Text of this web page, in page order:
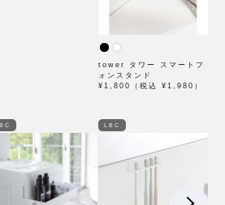
tower タワー スマートフ
ォンスタンド
¥1,800（税込 ¥1,980）
LBC